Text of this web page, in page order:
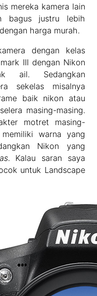
mereka kamera lain
bagus justru lebih
harga murah.
dengan kelas
III dengan Nikon
ail. Sedangkan
sekelas misalnya
baik nikon atau
masing-masing.
motret masing-
warna yang
Nikon yang
. Kalau saran saya
untuk Landscape